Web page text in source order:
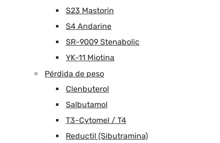
S23 Mastorin
S4 Andarine
SR-9009 Stenabolic
YK-11 Miotina
Pérdida de peso
Clenbuterol
Salbutamol
T3-Cytomel / T4
Reductil (Sibutramina)